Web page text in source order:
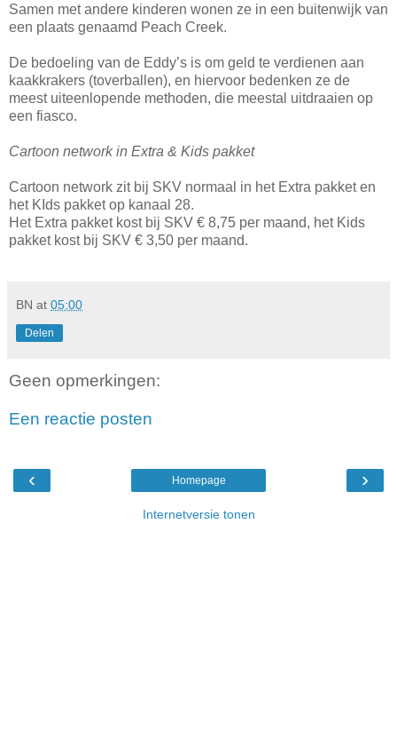
Samen met andere kinderen wonen ze in een buitenwijk van
een plaats genaamd Peach Creek.
De bedoeling van de Eddy’s is om geld te verdienen aan
kaakkrakers (toverballen), en hiervoor bedenken ze de
meest uiteenlopende methoden, die meestal uitdraaien op
een fiasco.
Cartoon network in Extra & Kids pakket
Cartoon network zit bij SKV normaal in het Extra pakket en
het KIds pakket op kanaal 28.
Het Extra pakket kost bij SKV € 8,75 per maand, het Kids
pakket kost bij SKV € 3,50 per maand.
BN at 05:00
Delen
Geen opmerkingen:
Een reactie posten
‹ ›
Homepage
Internetversie tonen